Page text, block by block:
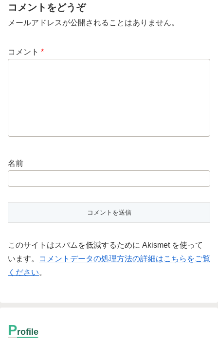
コメントをどうぞ
メールアドレスが公開されることはありません。
コメント *
名前
このサイトはスパムを低減するために Akismet を使って
います。
コメントデータの処理方法の詳細はこちらをご覧
ください。
Profile